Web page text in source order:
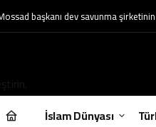
başkanı dev savunma
İslam Dünyası